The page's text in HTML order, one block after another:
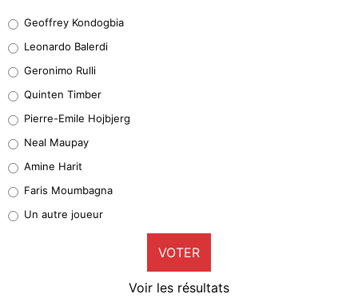
38%
32%
5%
1%
9%
Geoffrey Kondogbia
Leonardo Balerdi
Geronimo Rulli
Quinten Timber
Pierre-Emile Hojbjerg
Neal Maupay
Amine Harit
Faris Moumbagna
Un autre joueur
VOTER
Voir les résultats